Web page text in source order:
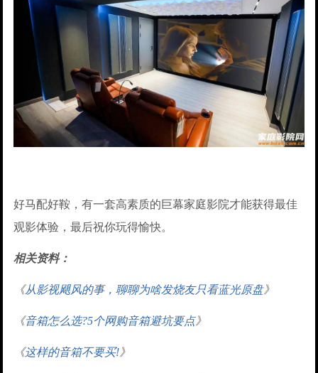
好马配好鞍，有一套高素质的巨幕家庭影院才能获得最佳
观影体验，最后祝你玩得愉快。
相关资料：
《从影视飓风的事，聊聊为啥发烧友只看蓝光原盘》
《音箱怎么选?5个网购音箱避坑要点》
《这样的音箱不要买!》